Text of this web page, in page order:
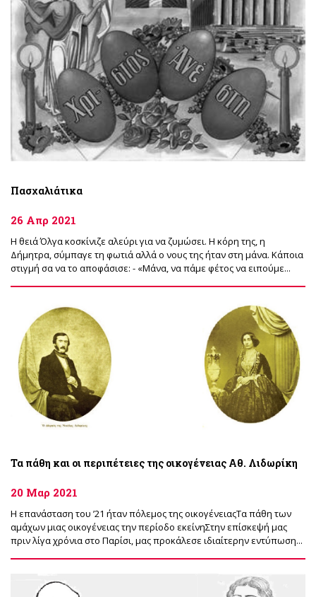
Πασχαλιάτικα
26 Απρ 2021
Η θειά Όλγα κοσκίνιζε αλεύρι για να ζυμώσει. Η κόρη της, η
Δήμητρα, σύμπαγε τη φωτιά αλλά ο νους της ήταν στη μάνα. Κάποια
στιγμή σα να το αποφάσισε: - «Μάνα, να πάμε φέτος να ειπούμε...
Τα πάθη και οι περιπέτειες της οικογένειας Αθ. Λιδωρίκη
20 Μαρ 2021
Η επανάσταση του ’21 ήταν πόλεμος της οικογένειαςΤα πάθη των
αμάχων μιας οικογένειας την περίοδο εκείνηΣτην επίσκεψή μας
πριν λίγα χρόνια στο Παρίσι, μας προκάλεσε ιδιαίτερην εντύπωση...